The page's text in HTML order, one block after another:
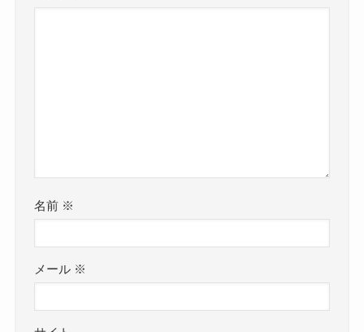
名前 ※
メール ※